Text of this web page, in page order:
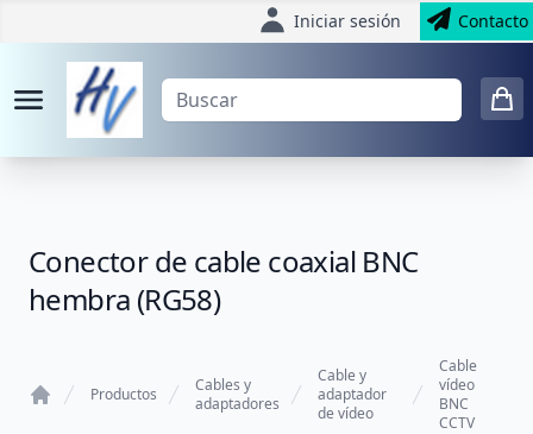
Iniciar sesión Contacto
Conector de cable coaxial BNC
hembra (RG58)
Productos
Cables y
adaptadores
Cable y
adaptador
de vídeo
Cable
vídeo
BNC
CCTV